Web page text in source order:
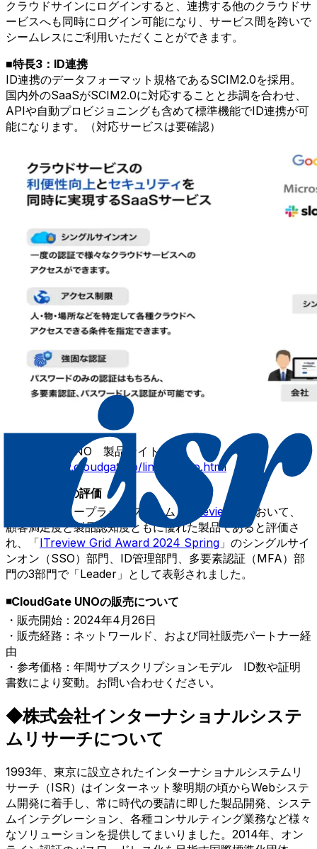
クラウドサインにログインすると、連携する他のクラウドサ
ービスへも同時にログイン可能になり、サービス間を跨いで
シームレスにご利用いただくことができます。
■特長3：ID連携
ID連携のデータフォーマット規格であるSCIM2.0を採用。
国内外のSaaSがSCIM2.0に対応することと歩調を合わせ、
APIや自動プロビジョニングも含めて標準機能でID連携が可
能になります。（対応サービスは要確認）
CloudGate UNO 製品サイト：
https://www.cloudgate.jp/lineup/uno.html
◾️第三者機関の評価
IT製品レビュープラットフォーム「
ITreview
」において、
顧客満足度と製品認知度ともに優れた製品であると評価さ
れ、「ITreview Grid Award 2024 Spring 」のシングルサイ
ンオン（SSO）部門、ID管理部門、多要素認証（MFA）部
門の3部門で「Leader」として表彰されました。
◾️CloudGate UNOの販売について
・販売開始：2024年4月26日
・販売経路：ネットワールド、および同社販売パートナー経
由
・参考価格：年間サブスクリプションモデル ID数や証明
書数により変動。お問い合わせください。
◆株式会社インターナショナルシステ
ムリサーチについて
1993年、東京に設立されたインターナショナルシステムリ
サーチ（ISR）はインターネット黎明期の頃からWebシステ
ム開発に着手し、常に時代の要請に即した製品開発、システ
ムインテグレーション、各種コンサルティング業務など様々
なソリューションを提供してまいりました。2014年、オン